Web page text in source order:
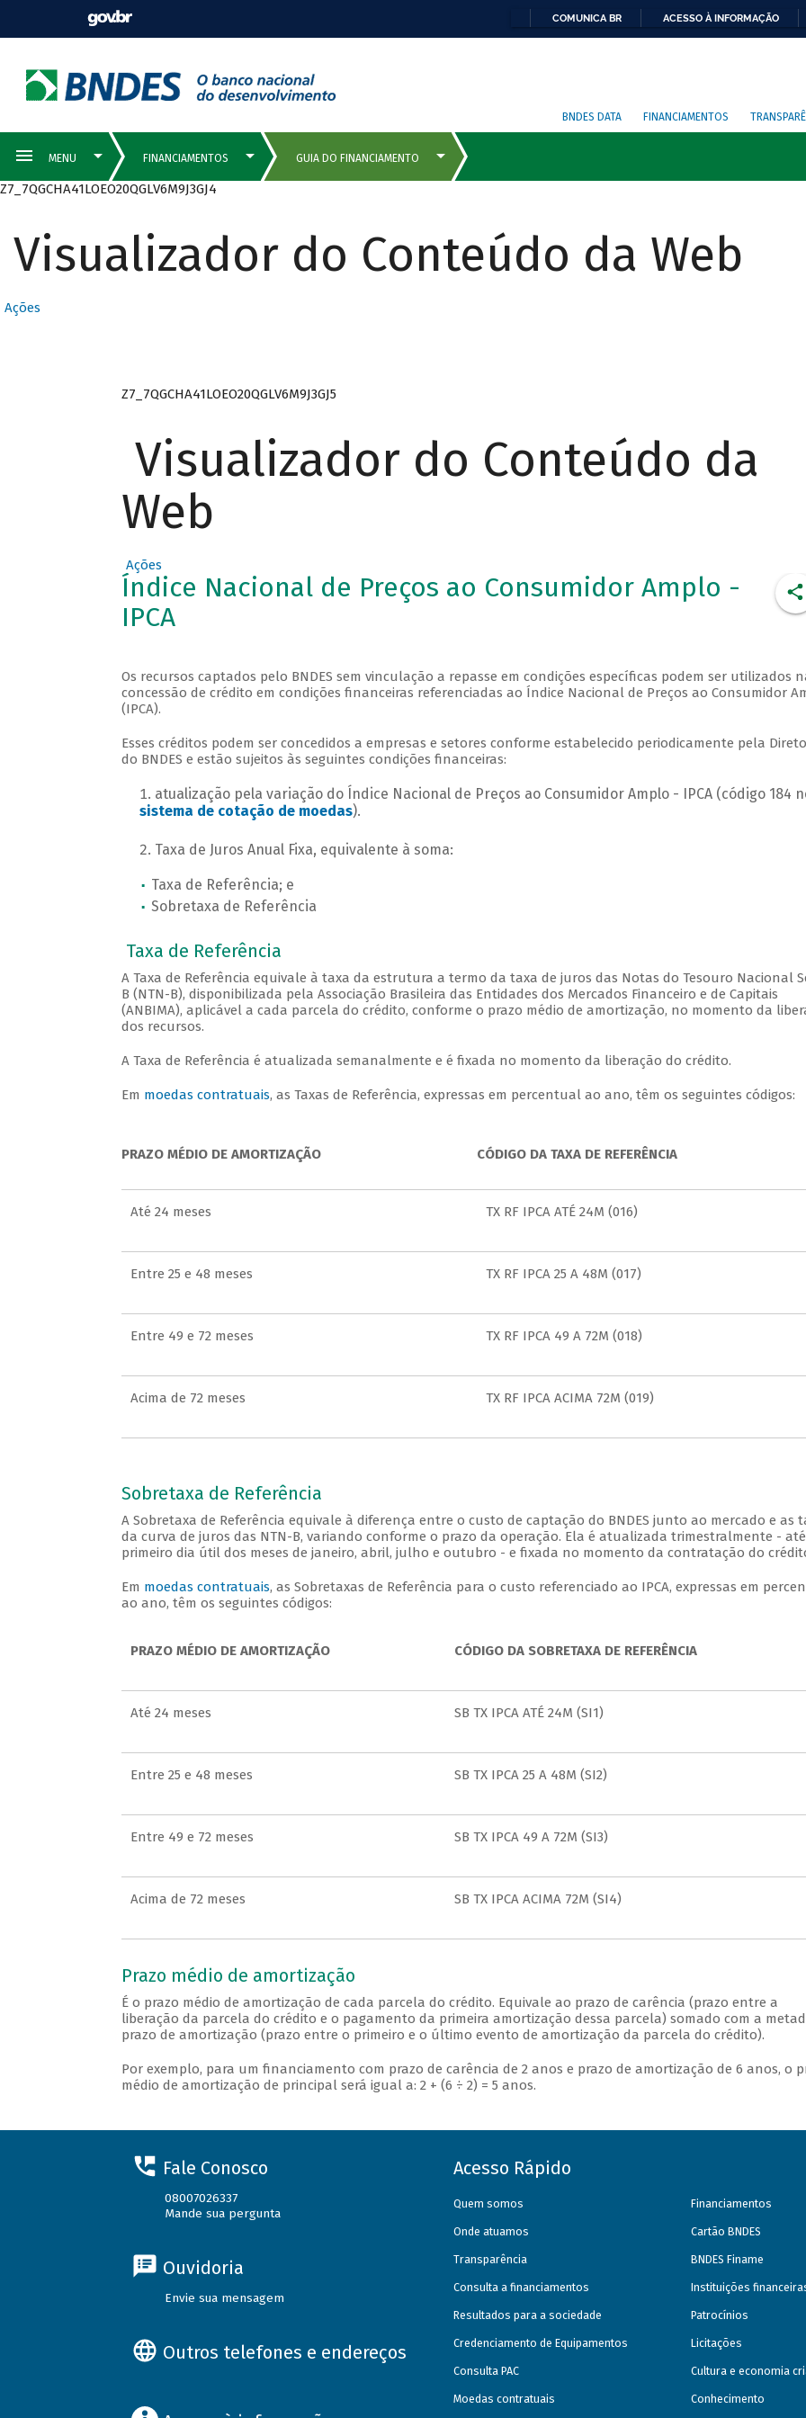
COMUNICA BR ACESSO À INFORMAÇÃO
BNDES DATA FINANCIAMENTOS
Z7_7QGCHA41LOEO20QGLV6M9J3GJ4
Visualizador do Conteúdo da Web
Ações
Z7_7QGCHA41LOEO20QGLV6M9J3GJ5
Visualizador do Conteúdo da
Web
Ações
Índice Nacional de Preços ao Consumidor Amplo -
IPCA
Os recursos captados pelo BNDES sem vinculação a repasse em condições específicas podem ser utilizados
concessão de crédito em condições financeiras referenciadas ao Índice Nacional de Preços ao Consumidor
(IPCA).
Esses créditos podem ser concedidos a empresas e setores conforme estabelecido periodicamente pela
do BNDES e estão sujeitos às seguintes condições financeiras:
atualização pela variação do Índice Nacional de Preços ao Consumidor Amplo - IPCA (código 184
sistema de cotação de moedas).
Taxa de Juros Anual Fixa, equivalente à soma:
Taxa de Referência; e
Sobretaxa de Referência
Taxa de Referência
A Taxa de Referência equivale à taxa da estrutura a termo da taxa de juros das Notas do Tesouro Nacional
B (NTN-B), disponibilizada pela Associação Brasileira das Entidades dos Mercados Financeiro e de Capitais
(ANBIMA), aplicável a cada parcela do crédito, conforme o prazo médio de amortização, no momento da
dos recursos.
A Taxa de Referência é atualizada semanalmente e é fixada no momento da liberação do crédito.
Em moedas contratuais, as Taxas de Referência, expressas em percentual ao ano, têm os seguintes códigos:
PRAZO MÉDIO DE AMORTIZAÇÃO CÓDIGO DA TAXA DE REFERÊNCIA
Até 24 meses TX RF IPCA ATÉ 24M (016)
Entre 25 e 48 meses TX RF IPCA 25 A 48M (017)
Entre 49 e 72 meses TX RF IPCA 49 A 72M (018)
Acima de 72 meses TX RF IPCA ACIMA 72M (019)
Sobretaxa de Referência
A Sobretaxa de Referência equivale à diferença entre o custo de captação do BNDES junto ao mercado e as
da curva de juros das NTN-B, variando conforme o prazo da operação. Ela é atualizada trimestralmente -
primeiro dia útil dos meses de janeiro, abril, julho e outubro - e fixada no momento da contratação do
Em moedas contratuais, as Sobretaxas de Referência para o custo referenciado ao IPCA, expressas em
ao ano, têm os seguintes códigos:
PRAZO MÉDIO DE AMORTIZAÇÃO CÓDIGO DA SOBRETAXA DE REFERÊNCIA
Até 24 meses SB TX IPCA ATÉ 24M (SI1)
Entre 25 e 48 meses SB TX IPCA 25 A 48M (SI2)
Entre 49 e 72 meses SB TX IPCA 49 A 72M (SI3)
Acima de 72 meses SB TX IPCA ACIMA 72M (SI4)
Prazo médio de amortização
É o prazo médio de amortização de cada parcela do crédito. Equivale ao prazo de carência (prazo entre a
liberação da parcela do crédito e o pagamento da primeira amortização dessa parcela) somado com a
prazo de amortização (prazo entre o primeiro e o último evento de amortização da parcela do crédito).
Por exemplo, para um financiamento com prazo de carência de 2 anos e prazo de amortização de 6 anos, o
médio de amortização de principal será igual a: 2 + (6 ÷ 2) = 5 anos.
Fale Conosco
08007026337
Mande sua pergunta
Ouvidoria
Envie sua mensagem
Outros telefones e endereços
Acesso Rápido
Quem somos
Onde atuamos
Transparência
Consulta a financiamentos
Resultados para a sociedade
Credenciamento de Equipamentos
Consulta PAC
Moedas contratuais
Financiamentos
Cartão BNDES
BNDES Finame
Instituições
Patrocínios
Licitações
Cultura e economia
Conhecimento